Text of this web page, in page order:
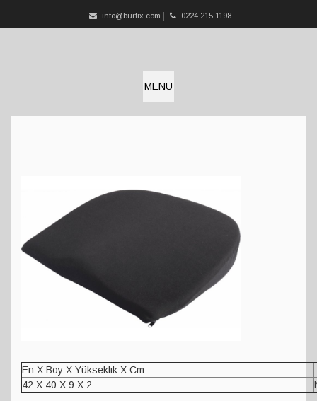
info@burfix.com 0224 215 1198
MENU
En X Boy X Yükseklik X Cm
42 X 40 X 9 X 2